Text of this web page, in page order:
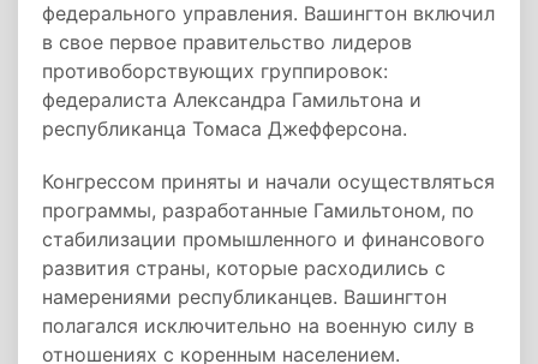
федерального управления. Вашингтон включил
в свое первое правительство лидеров
противоборствующих группировок:
федералиста Александра Гамильтона и
республиканца Томаса Джефферсона.
Конгрессом приняты и начали осуществляться
программы, разработанные Гамильтоном, по
стабилизации промышленного и финансового
развития страны, которые расходились с
намерениями республиканцев. Вашингтон
полагался исключительно на военную силу в
отношениях с коренным населением.